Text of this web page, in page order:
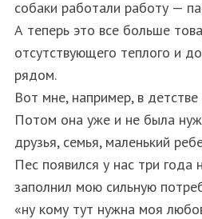
собаки работали работу —
А теперь это все больше
отсутствующего теплого и
рядом.
Вот мне, например, в
Потом она уже и не была
друзья, семья, маленький
Пес появился у нас три года
заполнил мою сильную
«ну кому тут нужна моя